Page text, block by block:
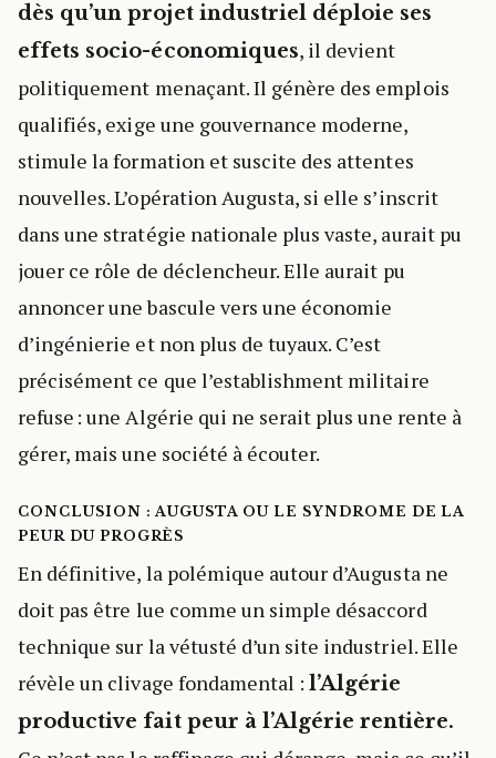
dès qu’un projet industriel déploie ses
effets socio-économiques, il devient
politiquement menaçant. Il génère des emplois
qualifiés, exige une gouvernance moderne,
stimule la formation et suscite des attentes
nouvelles. L’opération Augusta, si elle s’inscrit
dans une stratégie nationale plus vaste, aurait pu
jouer ce rôle de déclencheur. Elle aurait pu
annoncer une bascule vers une économie
d’ingénierie et non plus de tuyaux. C’est
précisément ce que l’establishment militaire
refuse : une Algérie qui ne serait plus une rente à
gérer, mais une société à écouter.
CONCLUSION : AUGUSTA OU LE SYNDROME DE LA
PEUR DU PROGRÈS
En définitive, la polémique autour d’Augusta ne
doit pas être lue comme un simple désaccord
technique sur la vétusté d’un site industriel. Elle
révèle un clivage fondamental :l’Algérie
productive fait peur à l’Algérie rentière.